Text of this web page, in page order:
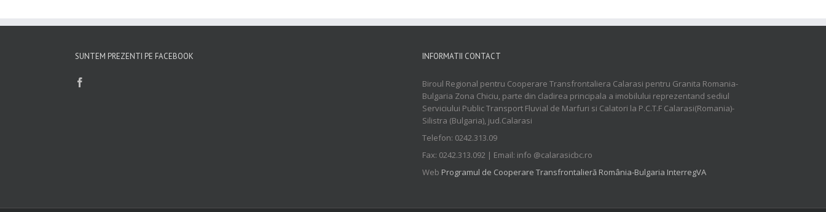
SUNTEM PREZENTI PE FACEBOOK INFORMATII CONTACT
Biroul Regional pentru Cooperare Transfrontaliera Calarasi pentru Granita Romania-
Bulgaria Zona Chiciu, parte din cladirea principala a imobilului reprezentand sediul
Serviciului Public Transport Fluvial de Marfuri si Calatori la P.C.T.F Calarasi(Romania)-
Silistra (Bulgaria), jud.Calarasi
Telefon: 0242.313.09
Fax: 0242.313.092 | Email: info @calarasicbc.ro
Web Programul de Cooperare Transfrontalieră România-Bulgaria InterregVA